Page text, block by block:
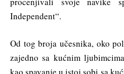
Independent“.
Od tog broja učesnika, oko
zajedno sa kućnim